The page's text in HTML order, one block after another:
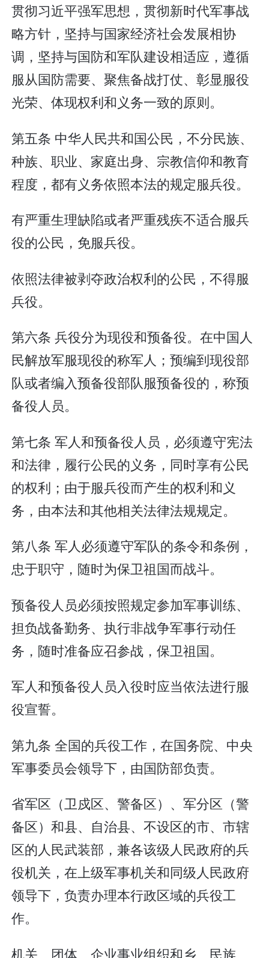
贯彻习近平强军思想，贯彻新时代军事战
略方针，坚持与国家经济社会发展相协
调，坚持与国防和军队建设相适应，遵循
服从国防需要、聚焦备战打仗、彰显服役
光荣、体现权利和义务一致的原则。
第五条 中华人民共和国公民，不分民族、
种族、职业、家庭出身、宗教信仰和教育
程度，都有义务依照本法的规定服兵役。
有严重生理缺陷或者严重残疾不适合服兵
役的公民，免服兵役。
依照法律被剥夺政治权利的公民，不得服
兵役。
第六条 兵役分为现役和预备役。在中国人
民解放军服现役的称军人；预编到现役部
队或者编入预备役部队服预备役的，称预
备役人员。
第七条 军人和预备役人员，必须遵守宪法
和法律，履行公民的义务，同时享有公民
的权利；由于服兵役而产生的权利和义
务，由本法和其他相关法律法规规定。
第八条 军人必须遵守军队的条令和条例，
忠于职守，随时为保卫祖国而战斗。
预备役人员必须按照规定参加军事训练、
担负战备勤务、执行非战争军事行动任
务，随时准备应召参战，保卫祖国。
军人和预备役人员入役时应当依法进行服
役宣誓。
第九条 全国的兵役工作，在国务院、中央
军事委员会领导下，由国防部负责。
省军区（卫戍区、警备区）、军分区（警
备区）和县、自治县、不设区的市、市辖
区的人民武装部，兼各该级人民政府的兵
役机关，在上级军事机关和同级人民政府
领导下，负责办理本行政区域的兵役工
作。
机关、团体、企业事业组织和乡、民族